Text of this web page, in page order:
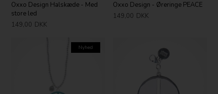
Oxxo Design Halskæde - Med
store led
149,00 DKK
Oxxo Design - Øreringe PEACE
149,00 DKK
Nyhed